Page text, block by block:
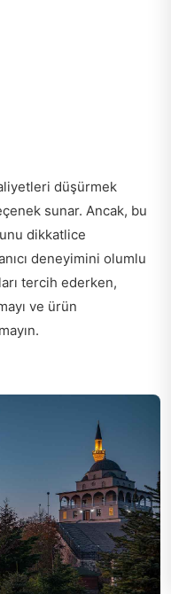
düşürmek
sunar. Ancak, bu
dikkatlice
deneyimini olumlu
tercih ederken,
ve ürün